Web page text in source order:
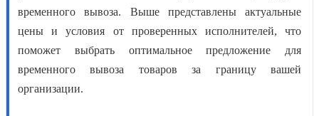
временного вывоза. Выше представлены актуальные
цены и условия от проверенных исполнителей, что
поможет выбрать оптимальное предложение для
временного вывоза товаров за границувашей
организации.